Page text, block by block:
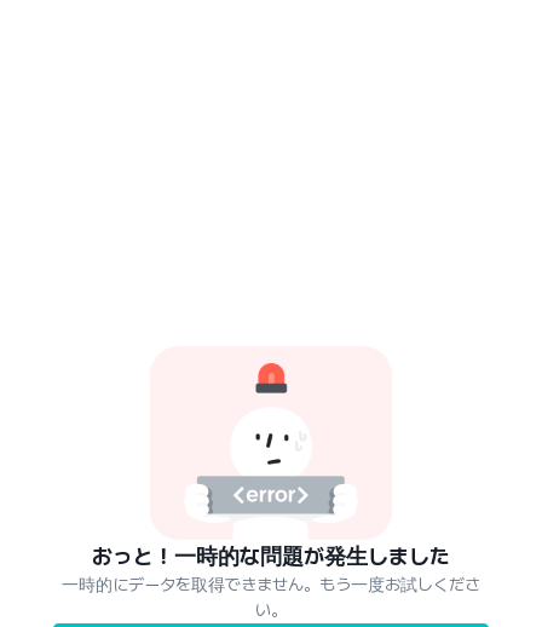
おっと！一時的な問題が発生しました
一時的にデータを取得できません。もう一度お試しくださ
い。